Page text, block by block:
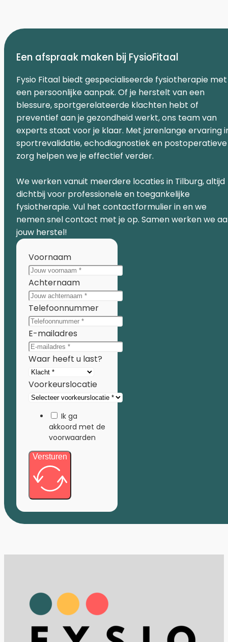
Een afspraak maken bij FysioFitaal
Fysio Fitaal biedt gespecialiseerde fysiotherapie met
een persoonlijke aanpak. Of je herstelt van een
blessure, sportgerelateerde klachten hebt of
preventief aan je gezondheid werkt, ons team van
experts staat voor je klaar. Met jarenlange ervaring
sportrevalidatie, echodiagnostiek en postoperatieve
zorg helpen we je effectief verder.
We werken vanuit meerdere locaties in Tilburg, altijd
dichtbij voor professionele en toegankelijke
fysiotherapie. Vul het contactformulier in en we
nemen snel contact met je op. Samen werken we
jouw herstel!
Voornaam
Achternaam
Telefoonnummer
E-mailadres
Waar heeft u last?
Voorkeurslocatie
Ik ga
akkoord met de
voorwaarden
Versturen